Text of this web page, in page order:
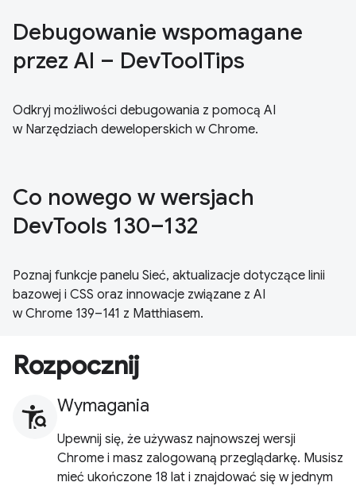
Debugowanie wspomagane
przez AI – DevToolTips
Odkryj możliwości debugowania z pomocą AI
w Narzędziach deweloperskich w Chrome.
Co nowego w wersjach
DevTools 130–132
Poznaj funkcje panelu Sieć, aktualizacje dotyczące linii
bazowej i CSS oraz innowacje związane z AI
w Chrome 139–141 z Matthiasem.
Rozpocznij
Wymagania
Upewnij się, że używasz najnowszej wersji
Chrome i masz zalogowaną przeglądarkę. Musisz
mieć ukończone 18 lat i znajdować się w jednym